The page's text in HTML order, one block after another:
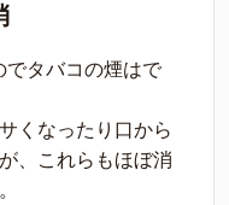
でタバコの煙はで
くなったり口から
、これらもほぼ消